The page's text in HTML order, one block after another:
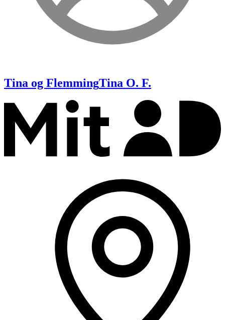
Tina og FlemmingTina O. F.